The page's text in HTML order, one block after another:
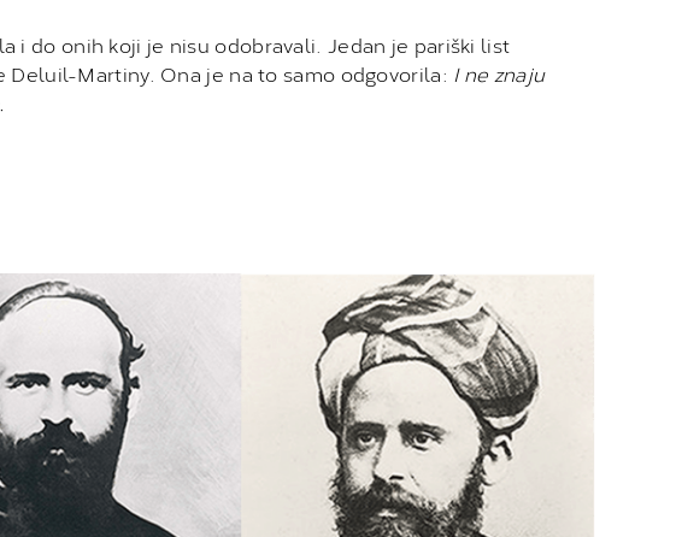
i do onih koji je nisu odobravali. Jedan je pariški list
Martiny. Ona je na to samo odgovorila: I ne znaju